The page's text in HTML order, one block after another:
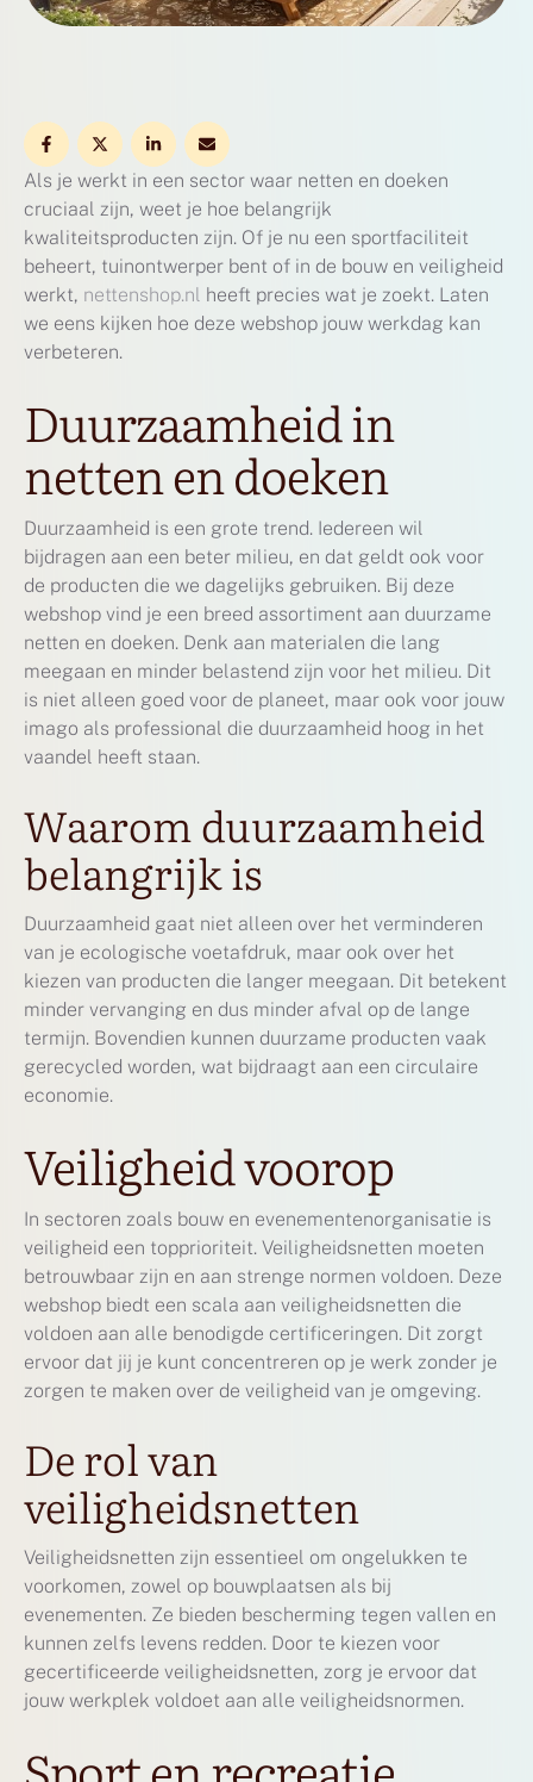
Als je werkt in een sector waar netten en doeken
cruciaal zijn, weet je hoe belangrijk
kwaliteitsproducten zijn. Of je nu een sportfaciliteit
beheert, tuinontwerper bent of in de bouw en veiligheid
werkt, nettenshop.nl heeft precies wat je zoekt. Laten
we eens kijken hoe deze webshop jouw werkdag kan
verbeteren.
Duurzaamheid in
netten en doeken
Duurzaamheid is een grote trend. Iedereen wil
bijdragen aan een beter milieu, en dat geldt ook voor
de producten die we dagelijks gebruiken. Bij deze
webshop vind je een breed assortiment aan duurzame
netten en doeken. Denk aan materialen die lang
meegaan en minder belastend zijn voor het milieu. Dit
is niet alleen goed voor de planeet, maar ook voor jouw
imago als professional die duurzaamheid hoog in het
vaandel heeft staan.
Waarom duurzaamheid
belangrijk is
Duurzaamheid gaat niet alleen over het verminderen
van je ecologische voetafdruk, maar ook over het
kiezen van producten die langer meegaan. Dit betekent
minder vervanging en dus minder afval op de lange
termijn. Bovendien kunnen duurzame producten vaak
gerecycled worden, wat bijdraagt aan een circulaire
economie.
Veiligheid voorop
In sectoren zoals bouw en evenementenorganisatie is
veiligheid een topprioriteit. Veiligheidsnetten moeten
betrouwbaar zijn en aan strenge normen voldoen. Deze
webshop biedt een scala aan veiligheidsnetten die
voldoen aan alle benodigde certificeringen. Dit zorgt
ervoor dat jij je kunt concentreren op je werk zonder je
zorgen te maken over de veiligheid van je omgeving.
De rol van
veiligheidsnetten
Veiligheidsnetten zijn essentieel om ongelukken te
voorkomen, zowel op bouwplaatsen als bij
evenementen. Ze bieden bescherming tegen vallen en
kunnen zelfs levens redden. Door te kiezen voor
gecertificeerde veiligheidsnetten, zorg je ervoor dat
jouw werkplek voldoet aan alle veiligheidsnormen.